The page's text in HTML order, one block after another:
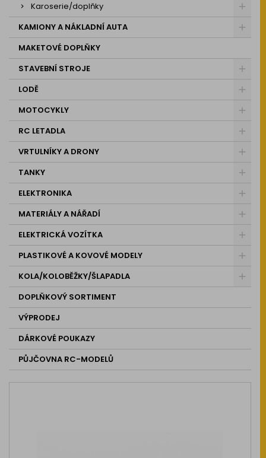
Karoserie/doplňky
KAMIONY A NÁKLADNÍ AUTA
MAKETOVÉ DOPLŇKY
STAVEBNÍ STROJE
LODĚ
MOTOCYKLY
RC LETADLA
VRTULNÍKY A DRONY
TANKY
ELEKTRONIKA
MATERIÁLY A NÁŘADÍ
ELEKTRICKÁ VOZÍTKA
PLASTIKOVÉ A KOVOVÉ MODELY
KOLA/KOLOBĚŽKY/ŠLAPADLA
DOPLŇKOVÝ SORTIMENT
VÝPRODEJ
DÁRKOVÉ POUKAZY
PŮJČOVNA RC-MODELŮ